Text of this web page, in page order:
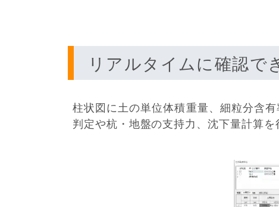
リアルタイムに確認で
柱状図に土の単位体積重量、細粒分含
判定や杭・地盤の支持力、沈下量計算を